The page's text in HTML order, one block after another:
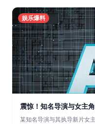
娱乐爆料
震惊！知名导演与女主
某知名导演与其执导新片女